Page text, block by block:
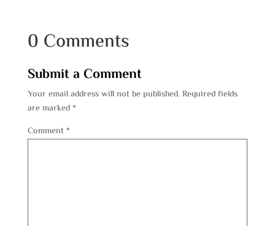
0 Comments
Submit a Comment
Your email address will not be published.Required fields
are marked *
Comment *